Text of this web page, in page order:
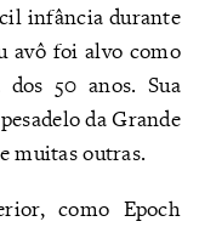
infância durante
avô foi alvo como
50 anos. Sua
da Grande
muitas outras.
como Epoch